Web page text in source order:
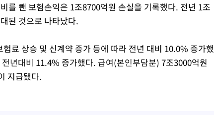
를 뺀 보험손익은 1조8700억원 손실을 기록했다. 전년 1조
된 것으로 나타났다.
료 상승 및 신계약 증가 등에 따라 전년 대비 10.0% 증가했
년대비 11.4% 증가했다. 급여(본인부담분) 7조3000억원
지급됐다.